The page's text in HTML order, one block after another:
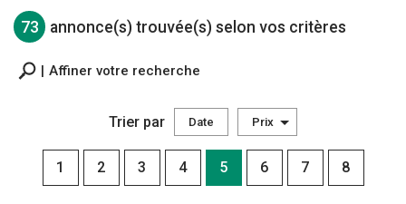
73 annonce(s) trouvée(s) selon vos critères
Affiner votre recherche
×Maison
Trier par Date Prix
1 2 3 4 5 6 7 8